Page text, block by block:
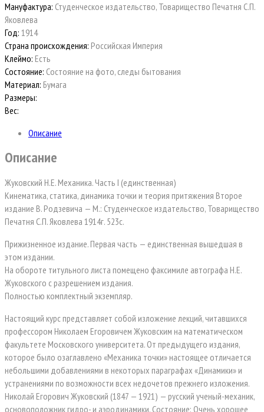
Мануфактура: Студенческое издательство, Товарищество Печатня С.П.
Яковлева
Год: 1914
Страна происхождения: Российская Империя
Клеймо: Есть
Состояние: Состояние на фото, следы бытования
Материал: Бумага
Размеры:
Вес:
Описание
Описание
Жуковский Н.Е. Механика. Часть I (единственная)
Кинематика, статика, динамика точки и теория притяжения Второе
издание В. Родзевича — М.: Студенческое издательство, Товарищество
Печатня С.П. Яковлева 1914г. 523с.
Прижизненное издание. Первая часть — единственная вышедшая в
этом издании.
На обороте титульного листа помещено факсимиле автографа Н.Е.
Жуковского с разрешением издания.
Полностью комплектный экземпляр.
Настоящий курс представляет собой изложение лекций, читавшихся
профессором Николаем Егоровичем Жуковским на математическом
факультете Московского университета. От предыдущего издания,
которое было озаглавлено «Механика точки» настоящее отличается
небольшими добавлениями в некоторых параграфах «Динамики» и
устранениями по возможности всех недочетов прежнего изложения.
Николай Егорович Жуковский (1847 — 1921) — русский ученый-механик,
основоположник гидро- и аэродинамики. Состояние: Очень хорошее